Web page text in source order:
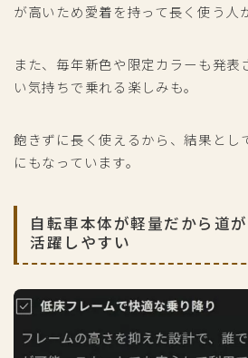
が高いため愛着を持って長く使う人
また、毎年新色や限定カラーも発表
い気持ちで乗れる楽しみも。
飽きずに長く使えるから、結果とし
にもなっています。
自転車本体が軽量だから道
活躍しやすい